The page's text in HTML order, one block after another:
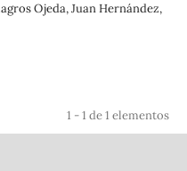
Ojeda, Juan Hernández,
1 - 1 de 1 elementos